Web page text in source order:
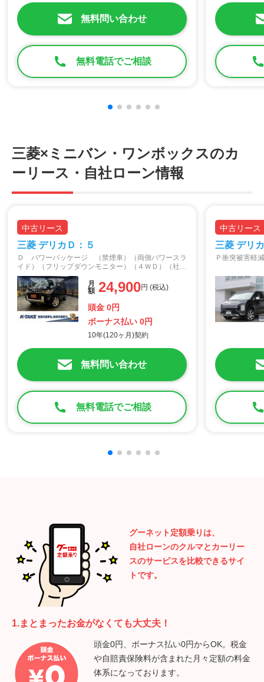
高級感 安全装備
うまくアレンジした好事例なのではないでしょうか。
を荷室から前方に向け差し込んでおけるのはとても便利で
乗る人数、乗せる荷物によって自在にシートレイアウトが変
更できるのはおすすめポイントでしょう。デリカＤ：５を購
入してもう７年くらい経ちますが、まだまだ大事に乗り続け
投稿者：空の上のジェルヴェーズ
投稿日：2022年07月22日
利用シーン
ドライブ レジャー
オススメ
男性向け ファミリー
特徴
ワイルド 乗降
視界 燃費 荷室
無料問い合わせ
無料電話でご相談
三菱×ミニバン・ワンボックスのカ
ーリース・自社ローン情報
中古リース
三菱 デリカＤ：５
Ｄ パワーパッケージ （禁煙車）（両側パワースラ
イド）（フリップダウンモニター）（４ＷＤ）（社外
ナビ）（バックカメラ）（シートヒーター）（ビルト
インＥＴＣ）（スマートキー）（パドルシフト）（フ
ォグ）（純正１８インチＡＷ）
月
額 24,900円 (税込)
頭金 0円
ボーナス払い 0円
10年(120ヶ月)契約
無料問い合わせ
無料電話でご相談
中古リース
三菱 デリ
Ｐ衝突被害
グーネット定額乗りは、
自社ローンのクルマとカーリー
スのサービスを比較できるサイ
トです。
1.まとまったお金がなくても大丈夫！
頭金0円、ボーナス払い0円からOK。税金
や自賠責保険料が含まれた月々定額の料金
体系になっております。